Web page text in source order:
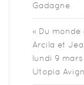
Gadagne
« Du monde
Arcila et
lundi 9
Utopia